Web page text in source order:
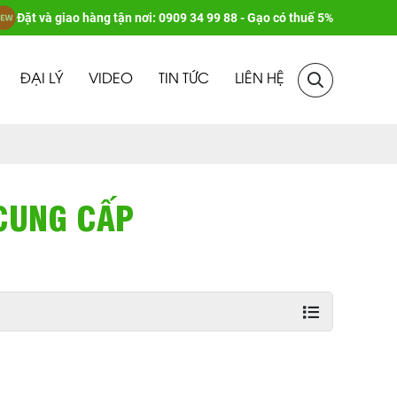
Đặt và giao hàng tận nơi: 0909 34 99 88 - Gạo có thuế 5%
ĐẠI LÝ VIDEO TIN TỨC LIÊN HỆ
CẤP